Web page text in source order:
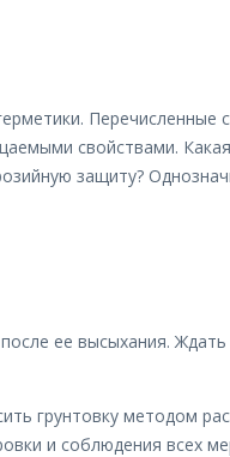
Перечисленные
свойствами. Какая
защиту?
ее высыхания.
грунтовку методом
и соблюдения всех